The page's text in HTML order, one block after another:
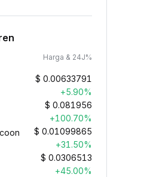
Harga & 24J%
$ 0.00633791
+5.90%
$ 0.081956
+100.70%
$ 0.01099865
+31.50%
$ 0.0306513
+45.00%